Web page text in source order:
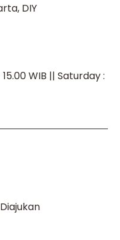
DIY
WIB || Saturday :